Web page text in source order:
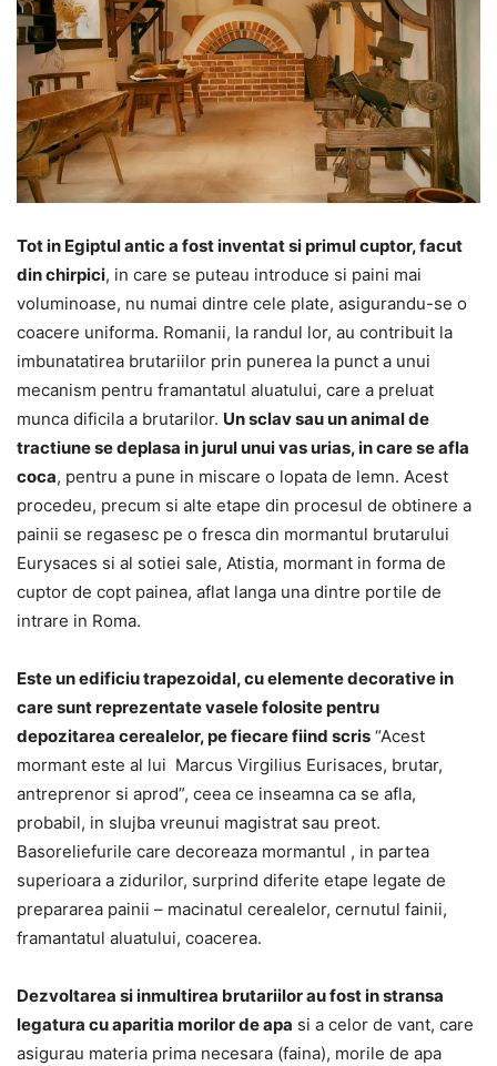
Tot in Egiptul antic a fost inventat si primul cuptor, facut
din chirpici, in care se puteau introduce si paini mai
voluminoase, nu numai dintre cele plate, asigurandu-se o
coacere uniforma. Romanii, la randul lor, au contribuit la
imbunatatirea brutariilor prin punerea la punct a unui
mecanism pentru framantatul aluatului, care a preluat
munca dificila a brutarilor. Un sclav sau un animal de
tractiune se deplasa in jurul unui vas urias, in care se afla
coca, pentru a pune in miscare o lopata de lemn. Acest
procedeu, precum si alte etape din procesul de obtinere a
painii se regasesc pe o fresca din mormantul brutarului
Eurysaces si al sotiei sale, Atistia, mormant in forma de
cuptor de copt painea, aflat langa una dintre portile de
intrare in Roma.
Este un edificiu trapezoidal, cu elemente decorative in
care sunt reprezentate vasele folosite pentru
depozitarea cerealelor, pe fiecare fiind scris “Acest
mormant este al lui Marcus Virgilius Eurisaces, brutar,
antreprenor si aprod”, ceea ce inseamna ca se afla,
probabil, in slujba vreunui magistrat sau preot.
Basoreliefurile care decoreaza mormantul , in partea
superioara a zidurilor, surprind diferite etape legate de
prepararea painii – macinatul cerealelor, cernutul fainii,
framantatul aluatului, coacerea.
Dezvoltarea si inmultirea brutariilor au fost in stransa
legatura cu aparitia morilor de apa si a celor de vant, care
asigurau materia prima necesara (faina), morile de apa